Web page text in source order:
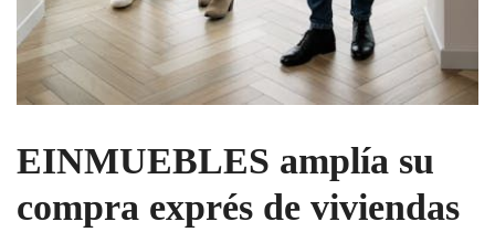
EINMUEBLES amplía su
compra exprés de viviendas